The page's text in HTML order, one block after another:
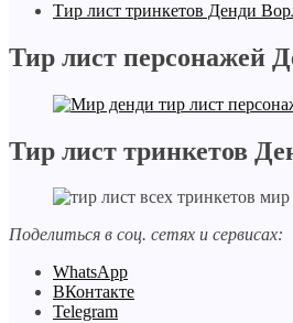
Тир лист тринкетов Денди
Тир лист персонажей
Тир лист тринкетов
Поделиться в соц. сетях и сервисах:
WhatsApp
ВКонтакте
Telegram